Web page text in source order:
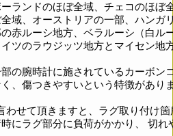
ランドのほぼ全域、チェコのほぼ
域、オーストリアの一部、ハンガ
赤ルーシ地方、ベラルーシ（白ル
ツのラウジッツ地方とマイセン地
の腕時計に施されているカーボン
、傷つきやすいという特徴があり
わせて頂きますと、ラグ取り付け箇
にラグ部分に負荷がかかり、 切れ